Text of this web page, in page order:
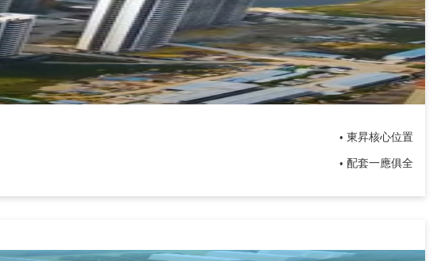
• 東昇核心位置
• ​配套一應俱全